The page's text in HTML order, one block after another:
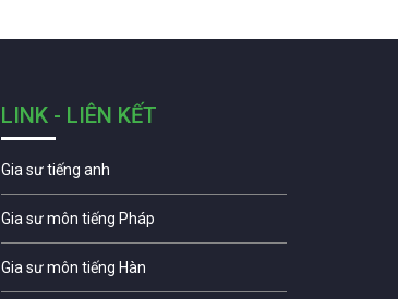
LINK - LIÊN KẾT
Gia sư tiếng anh
Gia sư môn tiếng Pháp
Gia sư môn tiếng Hàn